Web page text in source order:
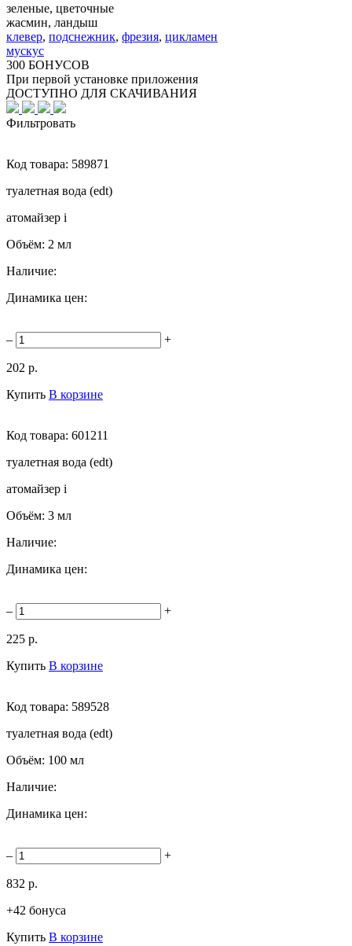
зеленые, цветочные
жасмин, ландыш
клевер, подснежник, фрезия, цикламен
мускус
300 БОНУСОВ
При первой установке приложения
ДОСТУПНО ДЛЯ СКАЧИВАНИЯ
Фильтровать
Код товара: 589871
туалетная вода (edt)
атомайзер i
Объём: 2 мл
Наличие:
Динамика цен:
– +
202 р.
Купить В корзине
Код товара: 601211
туалетная вода (edt)
атомайзер i
Объём: 3 мл
Наличие:
Динамика цен:
– +
225 р.
Купить В корзине
Код товара: 589528
туалетная вода (edt)
Объём: 100 мл
Наличие:
Динамика цен:
– +
832 р.
+42 бонуса
Купить В корзине